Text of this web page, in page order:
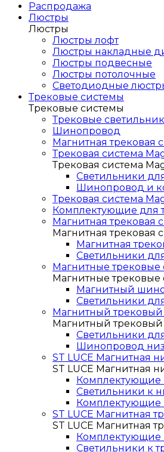
Распродажа
Люстры
Люстры
Люстры лофт
Люстры накладные
Люстры подвесные
Люстры потолочные
Светодиодные
Трековые системы
Трековые системы
Трековые
Шинопровод
Магнитная трековая
Трековая система
Трековая система
Светильники
Шинопровод и
Трековая система
Комплектующие для
Магнитная трековая
Магнитная трековая
Магнитная
Светильники
Магнитные трековые
Магнитные трековые
Магнитный
Светильники
Магнитный
Магнитный
Светильники
Шинопровод
ST LUCE Магнитная
ST LUCE Магнитная
Комплектующие
Светильники к
Комплектующие
ST LUCE Магнитная
ST LUCE Магнитная
Комплектующие
Светильники к